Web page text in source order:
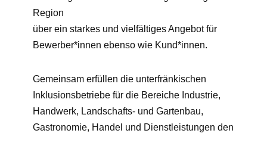
Region
über ein starkes und vielfältiges Angebot für
Bewerber*innen ebenso wie Kund*innen.
Gemeinsam erfüllen die unterfränkischen
Inklusionsbetriebe für die Bereiche Industrie,
Handwerk, Landschafts- und Gartenbau,
Gastronomie, Handel und Dienstleistungen den